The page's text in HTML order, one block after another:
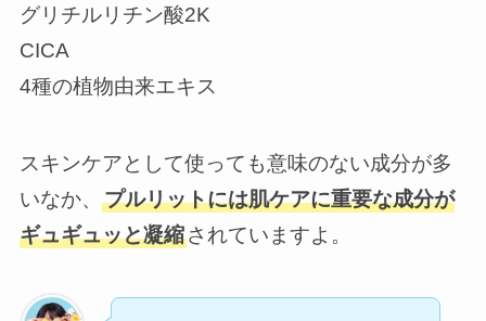
グリチルリチン酸2K
CICA
4種の植物由来エキス
スキンケアとして使っても意味のない成分が多
いなか、 プルリットには肌ケアに重要な成分が
ギュギュッと凝縮されていますよ。